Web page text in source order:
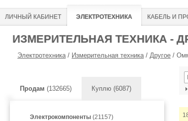
ЛИЧНЫЙ КАБИНЕТ ЭЛЕКТРОТЕХНИКА КАБЕЛЬ И
ИЗМЕРИТЕЛЬНАЯ ТЕХНИКА -
Электротехника/ Измерительная техника/ Другое /
Продам (132665) Куплю (6087)
Электрокомпоненты (21157)